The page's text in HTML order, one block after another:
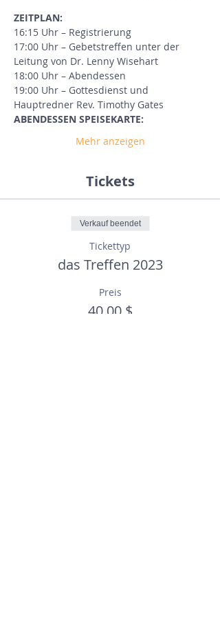
ZEITPLAN:
16:15 Uhr – Registrierung
17:00 Uhr – Gebetstreffen unter der
Leitung von Dr. Lenny Wisehart
18:00 Uhr – Abendessen
19:00 Uhr – Gottesdienst und
Hauptredner Rev. Timothy Gates
ABENDESSEN SPEISEKARTE:
Mehr anzeigen
Tickets
Verkauf beendet
Tickettyp
das Treffen 2023
Preis
40,00 $